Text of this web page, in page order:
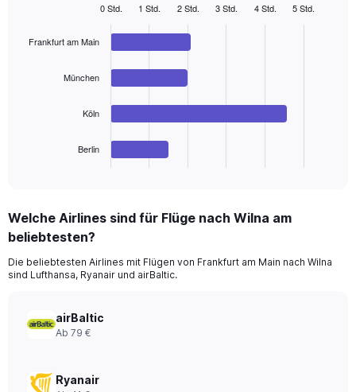
with
Range:
4
The
chart
Y
values.
Range:
Frankfurt am Main
München
Köln
Berlin
0 Std. 1 Std. 2 Std. 3 Std. 4 Std. 5 Std.
Welche Airlines sind für Flüge nach Wilna am
beliebtesten?
Die beliebtesten Airlines mit Flügen von Frankfurt am Main nach Wilna
sind Lufthansa, Ryanair und airBaltic.
airBaltic
Ab 79 €
Ryanair